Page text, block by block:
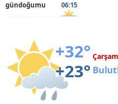
gündoğumu
06:15
+32°
+23°